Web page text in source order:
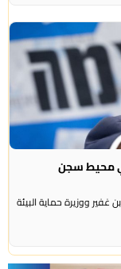
محيط سجن
ووزيرة حماية البيئة